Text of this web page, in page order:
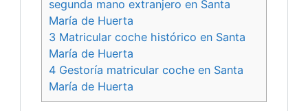
segunda mano extranjero en Santa
María de Huerta
3 Matricular coche histórico en Santa
María de Huerta
4 Gestoría matricular coche en Santa
María de Huerta